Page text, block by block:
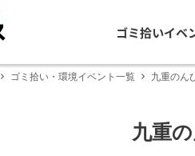
ゴミ拾いイベ
ゴミ拾い・環境イベント一覧 九重のん
九重